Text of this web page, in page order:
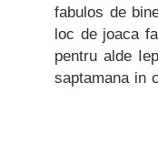
fabulos de
loc de joaca
pentru alde
saptamana in